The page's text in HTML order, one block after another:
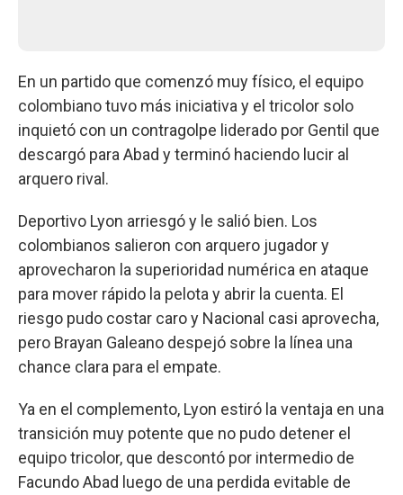
En un partido que comenzó muy físico, el equipo
colombiano tuvo más iniciativa y el tricolor solo
inquietó con un contragolpe liderado por Gentil que
descargó para Abad y terminó haciendo lucir al
arquero rival.
Deportivo Lyon arriesgó y le salió bien. Los
colombianos salieron con arquero jugador y
aprovecharon la superioridad numérica en ataque
para mover rápido la pelota y abrir la cuenta. El
riesgo pudo costar caro y Nacional casi aprovecha,
pero Brayan Galeano despejó sobre la línea una
chance clara para el empate.
Ya en el complemento, Lyon estiró la ventaja en una
transición muy potente que no pudo detener el
equipo tricolor, que descontó por intermedio de
Facundo Abad luego de una perdida evitable de